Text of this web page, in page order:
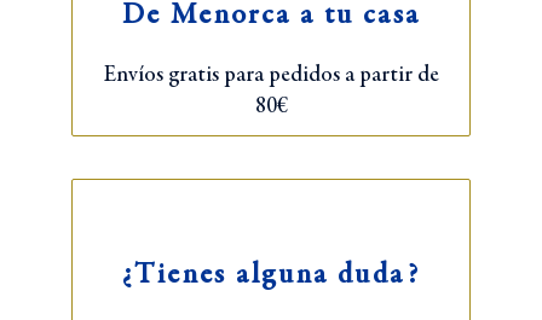
De Menorca a tu casa
Envíos gratis para pedidos a partir de
80€
¿Tienes alguna duda?